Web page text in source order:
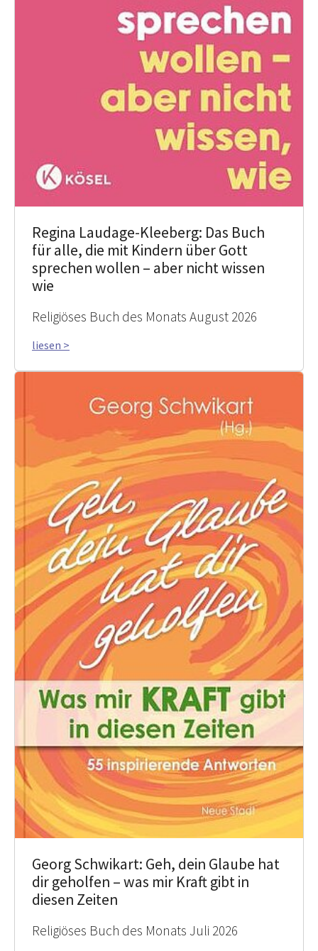
Regina Laudage-Kleeberg: Das Buch
für alle, die mit Kindern über Gott
sprechen wollen – aber nicht wissen
wie
Religiöses Buch des Monats August 2026
liesen >
Georg Schwikart: Geh, dein Glaube hat
dir geholfen – was mir Kraft gibt in
diesen Zeiten
Religiöses Buch des Monats Juli 2026